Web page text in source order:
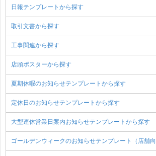
日報テンプレートから探す
取引文書から探す
工事関連から探す
店頭ポスターから探す
夏期休暇のお知らせテンプレートから探す
定休日のお知らせテンプレートから探す
大型連休営業日案内お知らせテンプレートから探す
ゴールデンウィークのお知らせテンプレート（店舗